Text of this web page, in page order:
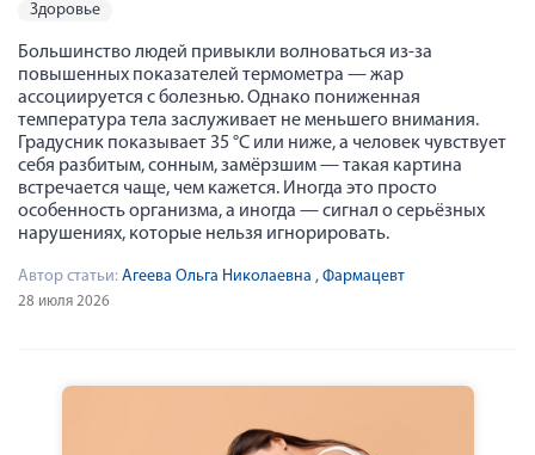
здоровье
Большинство людей привыкли волноваться из-за
повышенных показателей термометра — жар
ассоциируется с болезнью. Однако пониженная
температура тела заслуживает не меньшего внимания.
Градусник показывает 35 °C или ниже, а человек чувствует
себя разбитым, сонным, замёрзшим — такая картина
встречается чаще, чем кажется. Иногда это просто
особенность организма, а иногда — сигнал о серьёзных
нарушениях, которые нельзя игнорировать.
Автор статьи: Агеева Ольга Николаевна , Фармацевт
28 июля 2026